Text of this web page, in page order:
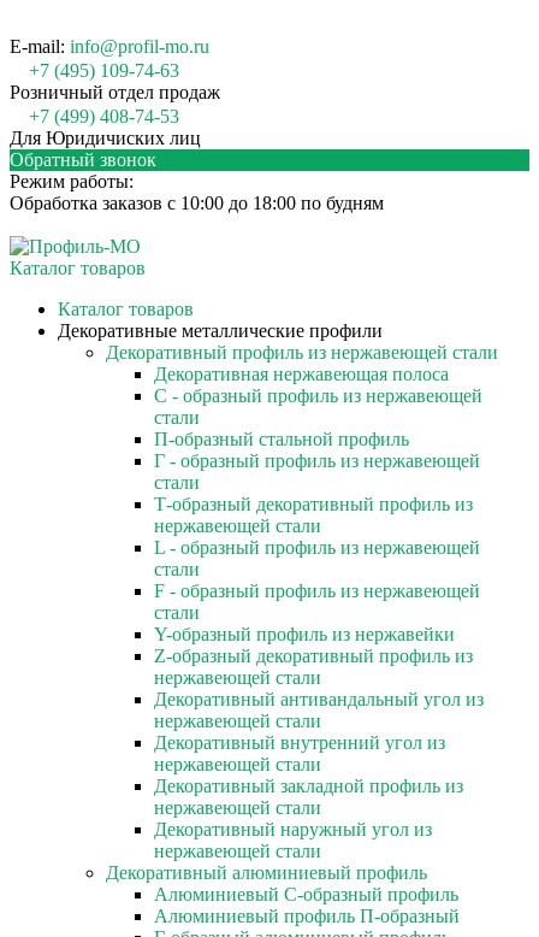
E-mail: info@profil-mo.ru
+7 (495) 109-74-63
Розничный отдел продаж
+7 (499) 408-74-53
Для Юридичиских лиц
Обратный звонок
Режим работы:
Обработка заказов с 10:00 до 18:00 по будням
Каталог товаров
Каталог товаров
Декоративные металлические профили
Декоративный профиль из нержавеющей стали
Декоративная нержавеющая полоса
С - образный профиль из нержавеющей
стали
П-образный стальной профиль
Г - образный профиль из нержавеющей
стали
Т-образный декоративный профиль из
нержавеющей стали
L - образный профиль из нержавеющей
стали
F - образный профиль из нержавеющей
стали
Y-образный профиль из нержавейки
Z-образный декоративный профиль из
нержавеющей стали
Декоративный антивандальный угол из
нержавеющей стали
Декоративный внутренний угол из
нержавеющей стали
Декоративный закладной профиль из
нержавеющей стали
Декоративный наружный угол из
нержавеющей стали
Декоративный алюминиевый профиль
Алюминиевый С-образный профиль
Алюминиевый профиль П-образный